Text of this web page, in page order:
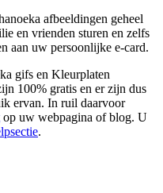
afbeeldingen geheel
en vrienden sturen en zelfs
aan uw persoonlijke e-card.
gifs en Kleurplaten
100% gratis en er zijn dus
ervan. In ruil daarvoor
op uw webpagina of blog. U
.